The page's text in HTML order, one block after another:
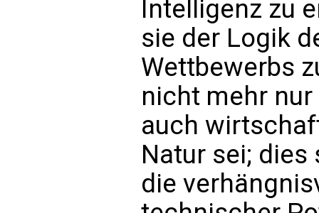
Intelligenz zu
sie der Logik
Wettbewerbs
nicht mehr
auch
Natur sei;
die